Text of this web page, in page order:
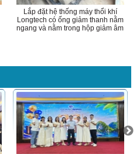
Lắp đặt hệ thống máy thổi khí
Longtech có ống giảm thanh nằm
ngang và nằm trong hộp giảm âm